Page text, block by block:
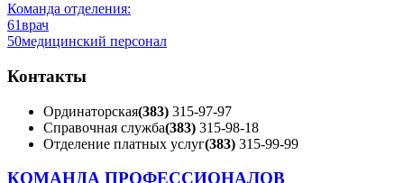
Команда отделения:
61врач
50медицинский персонал
Контакты
Ординаторская(383) 315-97-97
Справочная служба(383) 315-98-18
Отделение платных услуг(383) 315-99-99
КОМАНДА ПРОФЕССИОНАЛОВ